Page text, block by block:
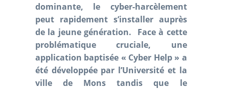
dominante, le cyber-harcèlement
peut rapidement s’installer auprès
de la jeune génération. Face à cette
problématique cruciale, une
application baptisée « Cyber Help » a
été développée par l’Université et la
ville de Mons tandis que le